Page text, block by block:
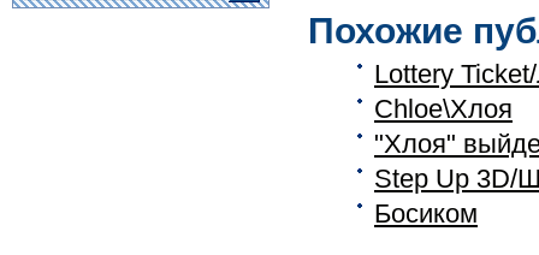
Похожие
Lottery
Chloe\Хлоя
"Хлоя"
Step Up 3D/
Босиком